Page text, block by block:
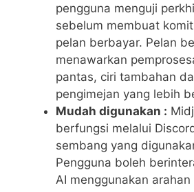
pengguna menguji
sebelum membuat
pelan berbayar. Pelan
menawarkan
pantas, ciri tambahan
pengimejan yang lebih
Mudah digunakan :
berfungsi melalui
sembang yang
Pengguna boleh
AI menggunakan